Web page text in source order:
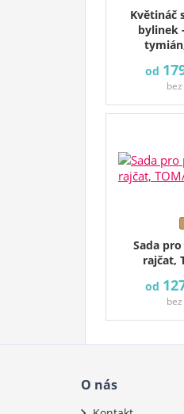
Květináč
bylinek
od
Sada
rajčat,
od
O nás